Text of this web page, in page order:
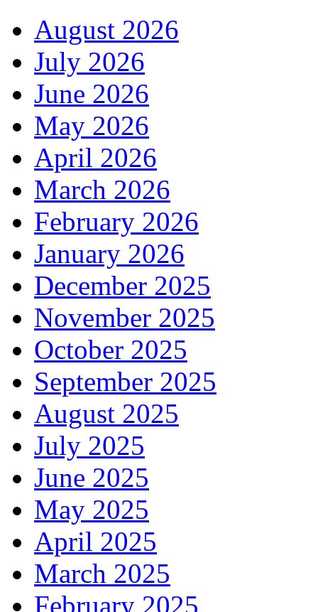
August 2026
July 2026
June 2026
May 2026
April 2026
March 2026
February 2026
January 2026
December 2025
November 2025
October 2025
September 2025
August 2025
July 2025
June 2025
May 2025
April 2025
March 2025
February 2025